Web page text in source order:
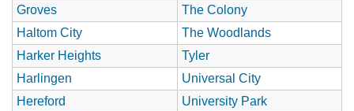
Groves
The Colony
Haltom City
The Woodlands
Harker Heights
Tyler
Harlingen
Universal City
Hereford
University Park